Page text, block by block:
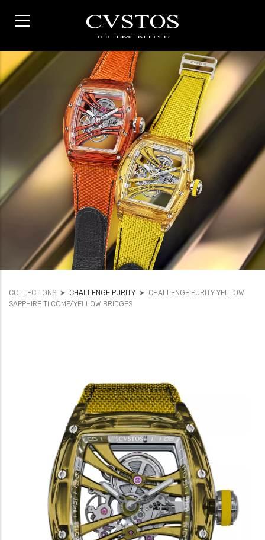
zum
COLLECTIONS ➤ CHALLENGE PURITY ➤ CHALLENGE PURITY YELLOW
SAPPHIRE TI COMP/YELLOW BRIDGES